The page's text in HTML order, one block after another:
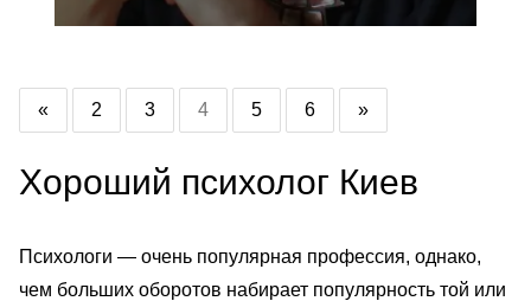
« 2 3 4 5 6 »
Хороший психолог Киев
Психологи — очень популярная профессия, однако,
чем больших оборотов набирает популярность той или